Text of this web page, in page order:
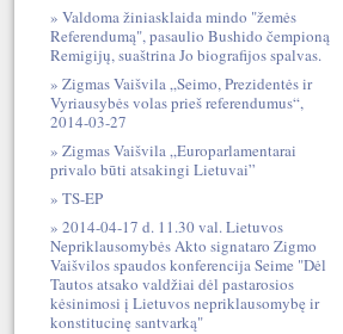
Valdoma žiniasklaida mindo "žemės
Referendumą", pasaulio Bushido čempioną
Remigijų, suaštrina Jo biografijos spalvas.
Zigmas Vaišvila „Seimo, Prezidentės ir
Vyriausybės volas prieš referendumus“,
2014-03-27
Zigmas Vaišvila „Europarlamentarai
privalo būti atsakingi Lietuvai”
TS-EP
2014-04-17 d. 11.30 val. Lietuvos
Nepriklausomybės Akto signataro Zigmo
Vaišvilos spaudos konferencija Seime "Dėl
Tautos atsako valdžiai dėl pastarosios
kėsinimosi į Lietuvos nepriklausomybę ir
konstitucinę santvarką"